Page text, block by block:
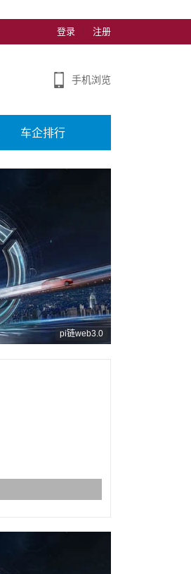
登录 注册
手机浏览
车企排行
pi链web3.0